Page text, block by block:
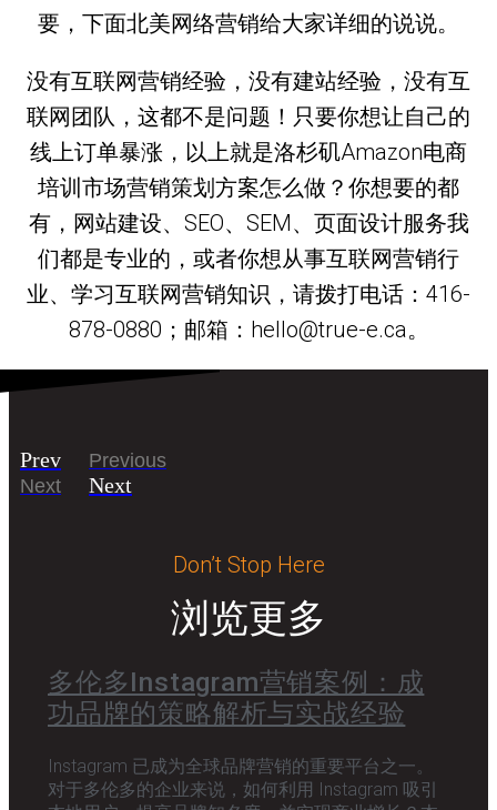
要，下面北美网络营销给大家详细的说说。
没有互联网营销经验，没有建站经验，没有互
联网团队，这都不是问题！只要你想让自己的
线上订单暴涨，以上就是洛杉矶Amazon电商
培训市场营销策划方案怎么做？你想要的都
有，网站建设、SEO、SEM、页面设计服务我
们都是专业的，或者你想从事互联网营销行
业、学习互联网营销知识，请拨打电话：416-
878-0880；邮箱：hello@true-e.ca。
Prev
Previous
Next
Next
Don’t Stop Here
浏览更多
多伦多Instagram营销案例：成
功品牌的策略解析与实战经验
Instagram 已成为全球品牌营销的重要平台之一。
对于多伦多的企业来说，如何利用 Instagram 吸引